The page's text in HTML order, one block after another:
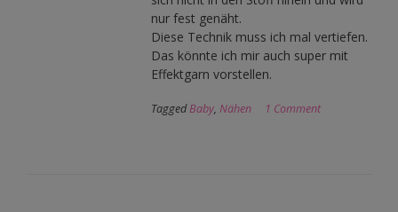
nur fest genäht.
Diese Technik muss ich mal vertiefen.
Das könnte ich mir auch super mit
Effektgarn vorstellen.
TaggedBaby, Nähen 1 Comment